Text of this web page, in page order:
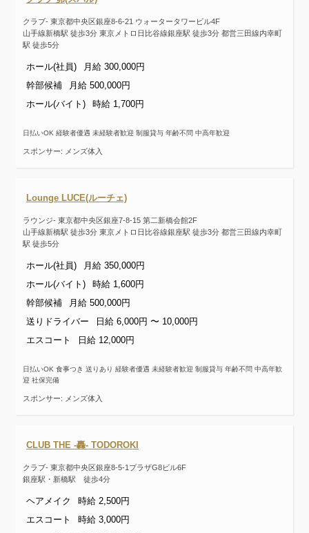
クラブ- 東京都中央区銀座8-6-21 ウォータータワービル4F
山手線新橋駅 徒歩3分 東京メトロ日比谷線銀座駅 徒歩3分 都営三田線内幸町
駅 徒歩5分
ホール(社員)
月給 300,000円
幹部候補
月給 500,000円
ホール(バイト)
時給 1,700円
日払いOK 経験者優遇 未経験者歓迎 制服貸与 年齢不問 中高年歓迎
スポンサー: メンズ体入
Lounge LUCE(ルーチェ)
ラウンジ- 東京都中央区銀座7-8-15 第二新橋会館2F
山手線新橋駅 徒歩3分 東京メトロ日比谷線銀座駅 徒歩3分 都営三田線内幸町
駅 徒歩5分
ホール(社員)
月給 350,000円
ホール(バイト)
時給 1,600円
幹部候補
月給 500,000円
送りドライバー
日給 6,000円 〜 10,000円
エスコート
日給 12,000円
日払いOK 食事つき 送りあり 経験者優遇 未経験者歓迎 制服貸与 年齢不問 中高年歓
迎 社保完備
スポンサー: メンズ体入
CLUB THE -轟- TODOROKI
クラブ- 東京都中央区銀座8-5-1プラザG8ビル6F
銀座駅・新橋駅 徒歩4分
ヘアメイク
時給 2,500円
エスコート
時給 3,000円